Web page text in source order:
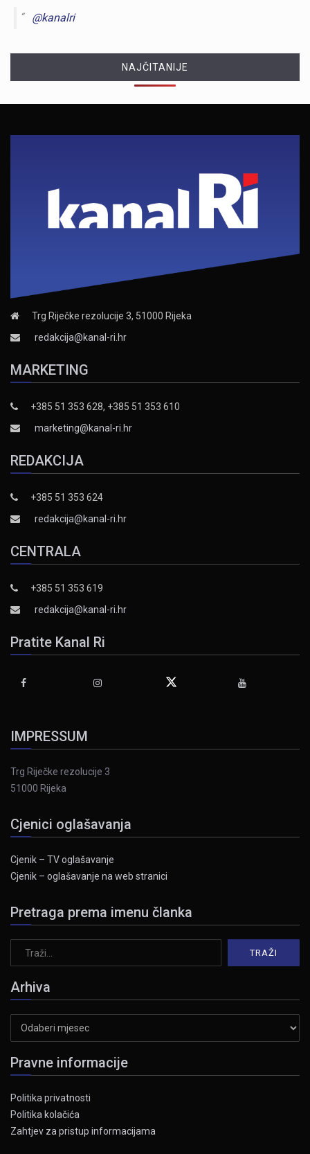
@kanalri
NAJČITANIJE
Trg Riječke rezolucije 3, 51000 Rijeka
redakcija@kanal-ri.hr
MARKETING
+385 51 353 628, +385 51 353 610
marketing@kanal-ri.hr
REDAKCIJA
+385 51 353 624
redakcija@kanal-ri.hr
CENTRALA
+385 51 353 619
redakcija@kanal-ri.hr
Pratite Kanal Ri
IMPRESSUM
Trg Riječke rezolucije 3
51000 Rijeka
Cjenici oglašavanja
Cjenik – TV oglašavanje
Cjenik – oglašavanje na web stranici
Pretraga prema imenu članka
Arhiva
Pravne informacije
Politika privatnosti
Politika kolačića
Zahtjev za pristup informacijama